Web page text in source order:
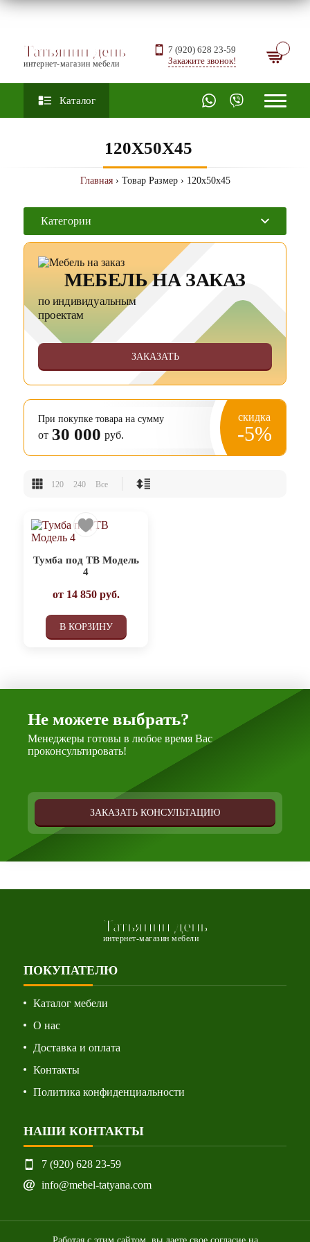
Татьянин день
интернет-магазин мебели
7 (920) 628 23-59
Закажите звонок!
Каталог
120X50X45
Главная› Товар Размер › 120x50x45
Категории
МЕБЕЛЬ НА ЗАКАЗ
по индивидуальным
проектам
ЗАКАЗАТЬ
При покупке товара на сумму
от 30 000 руб.
скидка
-5%
120 240 Все
Тумба под ТВ Модель
4
от 14 850руб.
В КОРЗИНУ
Не можете выбрать?
Менеджеры готовы в любое время Вас
проконсультировать!
ЗАКАЗАТЬ КОНСУЛЬТАЦИЮ
Татьянин день
интернет-магазин мебели
ПОКУПАТЕЛЮ
Каталог мебели
О нас
Доставка и оплата
Контакты
Политика конфиденциальности
НАШИ КОНТАКТЫ
7 (920) 628 23-59
info@mebel-tatyana.com